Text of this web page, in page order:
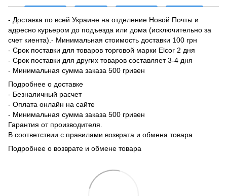
- Доставка по всей Украине на отделение Новой Почты и
адресно курьером до подъезда или дома (исключительно за
счет киента).- Минимальная стоимость доставки 100 грн
- Срок поставки для товаров торговой марки Elcor 2 дня
- Срок поставки для других товаров составляет 3-4 дня
- Минимальная сумма заказа 500 гривен
Подробнее о доставке
- Безналичный расчет
- Оплата онлайн на сайте
- Минимальная сумма заказа 500 гривен
Гарантия от производителя.
В соответствии с правилами возврата и обмена товара
Подробнее о возврате и обмене товара